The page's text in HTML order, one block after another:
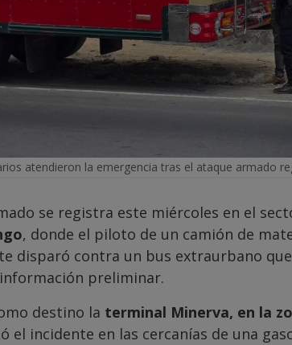
atendieron la emergencia tras el ataque armado
se registra este miércoles en el
, donde el piloto de un camión de
disparó contra un bus extraurbano
preliminar.
destino la terminal Minerva, en la
el incidente en las cercanías de una